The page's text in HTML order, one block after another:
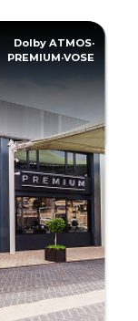
Dolby ATMOS·
PREMIUM·VOSE